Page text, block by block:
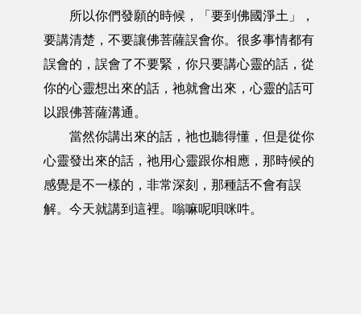
所以你們發願的時候，「要到佛國淨土」，
要講清楚，不要讓佛菩薩誤會你。很多事情都有
誤會的，誤會了不要緊，你只要講心靈的話，從
你的心靈想出來的話，祂就會出來，心靈的話可
以跟佛菩薩溝通。
當然你講出來的話，祂也聽得懂，但是從你
心靈發出來的話，祂用心靈跟你相應，那時候的
感覺是不一樣的，非常深刻，那種話不會有誤
解。今天就講到這裡。嗡嘛呢唄咪吽。